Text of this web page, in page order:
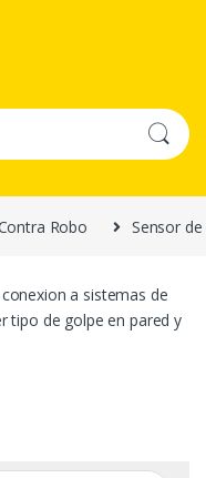
Robo Sensor
a sistemas de
tipo de golpe en pared y